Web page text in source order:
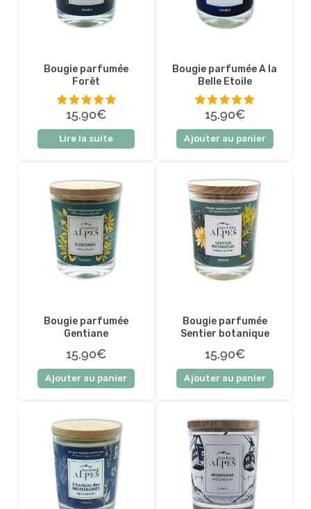
Bougie parfumée
Forêt
5 sur 5
15,90€
Lire la suite
Bougie parfumée A la
Belle Etoile
5 sur 5
15,90€
Ajouter au panier
Bougie parfumée
Gentiane
15,90€
Ajouter au panier
Bougie parfumée
Sentier botanique
15,90€
Ajouter au panier